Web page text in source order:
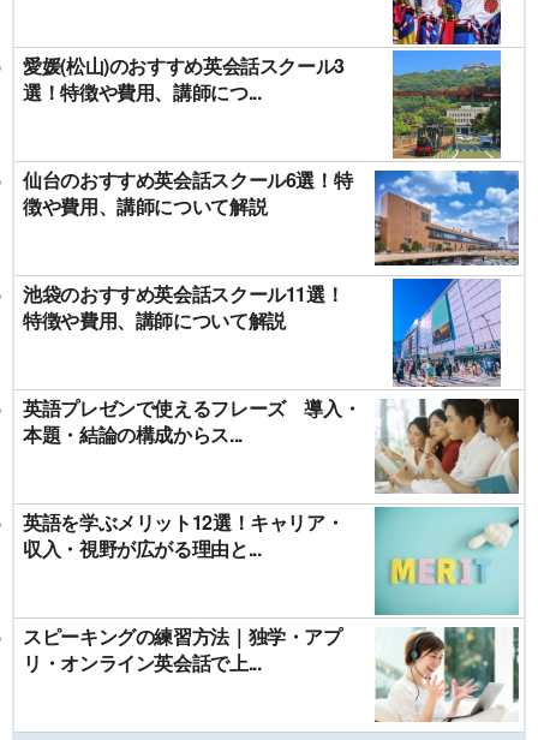
愛媛(松山)のおすすめ英会話スクール3
選！特徴や費用、講師につ...
仙台のおすすめ英会話スクール6選！特
徴や費用、講師について解説
池袋のおすすめ英会話スクール11選！
特徴や費用、講師について解説
英語プレゼンで使えるフレーズ 導入・
本題・結論の構成からス...
英語を学ぶメリット12選！キャリア・
収入・視野が広がる理由と...
スピーキングの練習方法｜独学・アプ
リ・オンライン英会話で上...